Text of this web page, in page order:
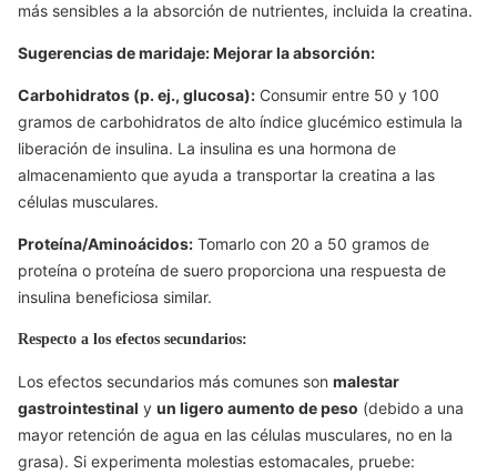
más sensibles a la absorción de nutrientes, incluida la creatina.
Sugerencias de maridaje: Mejorar la absorción:
Carbohidratos (p. ej., glucosa): Consumir entre 50 y 100
gramos de carbohidratos de alto índice glucémico estimula la
liberación de insulina. La insulina es una hormona de
almacenamiento que ayuda a transportar la creatina a las
células musculares.
Proteína/Aminoácidos: Tomarlo con 20 a 50 gramos de
proteína o proteína de suero proporciona una respuesta de
insulina beneficiosa similar.
Respecto a los efectos secundarios:
Los efectos secundarios más comunes son malestar
gastrointestinal y un ligero aumento de peso (debido a una
mayor retención de agua en las células musculares, no en la
grasa). Si experimenta molestias estomacales, pruebe: